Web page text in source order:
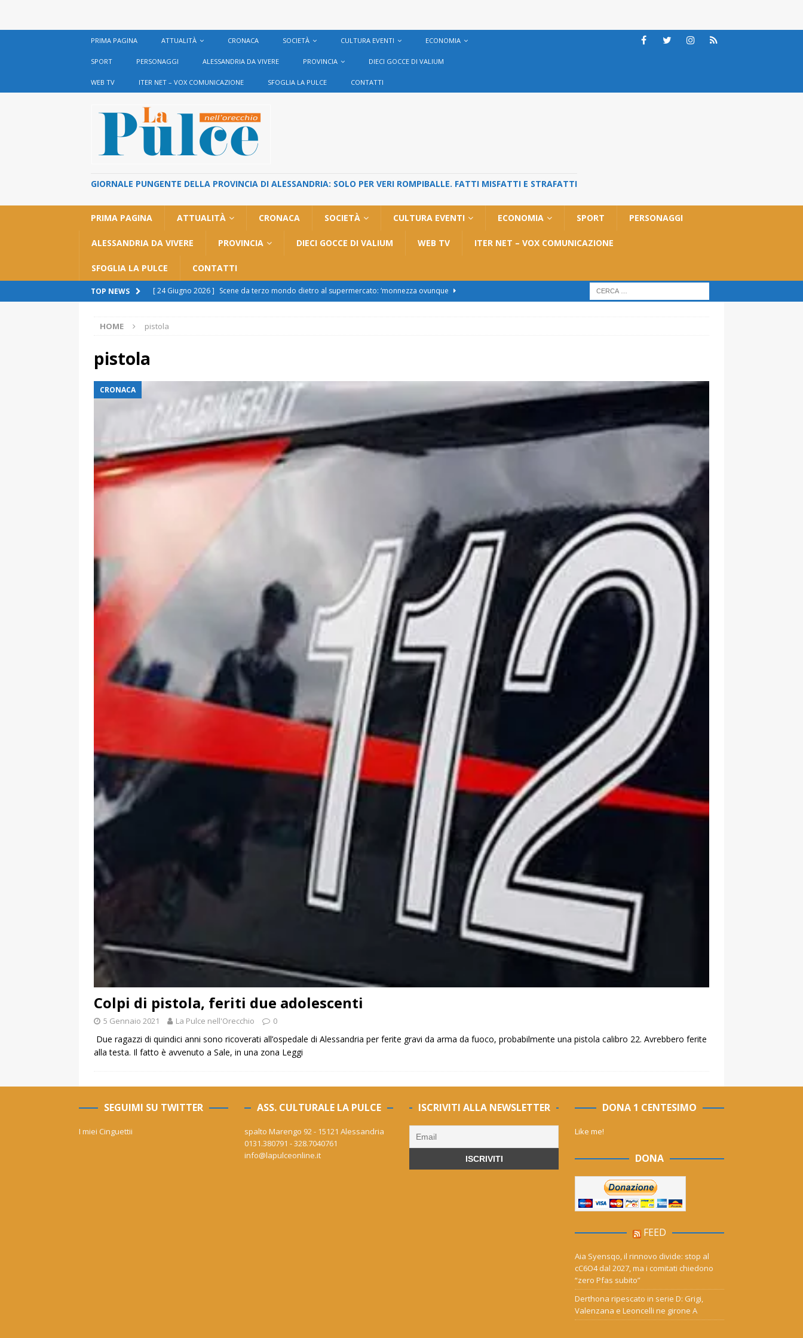
PRIMA PAGINA ATTUALITÀ CRONACA SOCIETÀ CULTURA EVENTI ECONOMIA
SPORT PERSONAGGI ALESSANDRIA DA VIVERE PROVINCIA DIECI GOCCE DI VALIUM
WEB TV ITER NET – VOX COMUNICAZIONE SFOGLIA LA PULCE CONTATTI
GIORNALE PUNGENTE DELLA PROVINCIA DI ALESSANDRIA: SOLO PER VERI ROMPIBALLE. FATTI MISFATTI E STRAFATTI
PRIMA PAGINA ATTUALITÀ CRONACA SOCIETÀ CULTURA EVENTI ECONOMIA SPORT PERSONAGGI
ALESSANDRIA DA VIVERE PROVINCIA DIECI GOCCE DI VALIUM WEB TV ITER NET – VOX COMUNICAZIONE
SFOGLIA LA PULCE CONTATTI
TOP NEWS [ 24 Giugno 2026 ] Scene da terzo mondo dietro al supermercato: ‘monnezza ovunque
[ 11 Giugno 2026 ]
cittadini: “Imposizione, pronti a raccolta firme”
ATTUALITÀ
[ 7 Giugno 2026 ]
Polemica sul trasferimento da Torino al Pam di Alessandria: “Ci vogliono
spingere al licenziamento”
ATTUALITÀ
[ 29 Giugno 2026 ] Alessandria senz’acqua, il sindaco esplode: “Comunicazione vergognosa,
manca il rispetto per la città”.
ATTUALITÀ
HOME pistola
pistola
CRONACA
Colpi di pistola, feriti due adolescenti
5 Gennaio 2021 La Pulce nell'Orecchio 0
Due ragazzi di quindici anni sono ricoverati all’ospedale di Alessandria per ferite gravi da arma da fuoco, probabilmente una pistola calibro 22. Avrebbero ferite
alla testa. Il fatto è avvenuto a Sale, in una zona Leggi
SEGUIMI SU TWITTER
I miei Cinguettii
ASS. CULTURALE LA PULCE
spalto Marengo 92 - 15121 Alessandria
0131.380791 - 328.7040761
info@lapulceonline.it
ISCRIVITI ALLA NEWSLETTER DONA 1 CENTESIMO
Like me!
DONA
FEED
Aia Syensqo, il rinnovo divide: stop al
cC6O4 dal 2027, ma i comitati chiedono
“zero Pfas subito”
Derthona ripescato in serie D: Grigi,
Valenzana e Leoncelli ne girone A